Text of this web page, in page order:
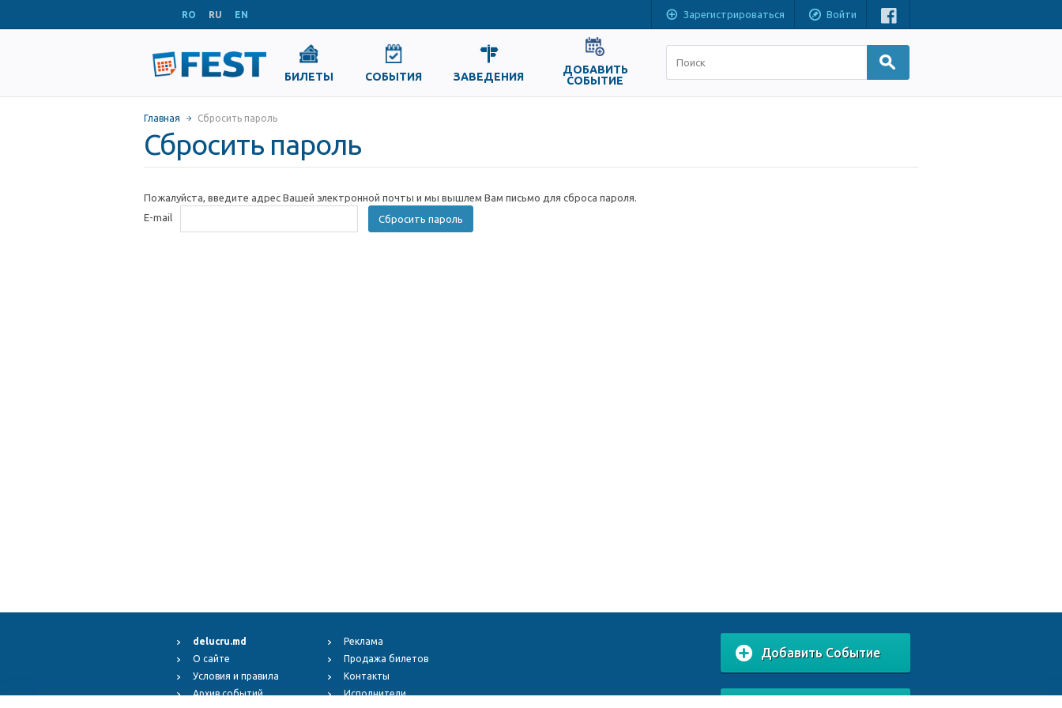
RO RU EN Зарегистрироваться Войти
БИЛЕТЫ СОБЫТИЯ ЗАВЕДЕНИЯ
ДОБАВИТЬ
СОБЫТИЕ
Главная Сбросить пароль
Сбросить пароль
Пожалуйста, введите адрес Вашей электронной почты и мы вышлем Вам письмо для сброса пароля.
E-mail
Сбросить пароль
delucru.md
О сайте
Условия и правила
Архив событий
Реклама
Продажа билетов
Контакты
Исполнители
Добавить Событие